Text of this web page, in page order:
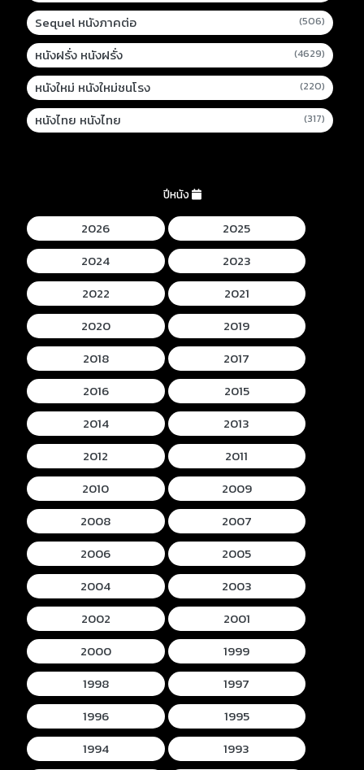
Sequel หนังภาคต่อ (506)
หนังฝรั่ง หนังฝรั่ง (4629)
หนังใหม่ หนังใหม่ชนโรง (220)
หนังไทย หนังไทย (317)
ปีหนัง
2026
2025
2024
2023
2022
2021
2020
2019
2018
2017
2016
2015
2014
2013
2012
2011
2010
2009
2008
2007
2006
2005
2004
2003
2002
2001
2000
1999
1998
1997
1996
1995
1994
1993